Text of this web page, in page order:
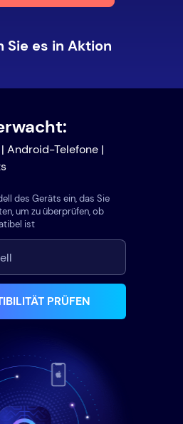
Sie es in Aktion
Android-Telefone |
des Geräts ein, das Sie
um zu überprüfen, ob
ist
PRÜFEN